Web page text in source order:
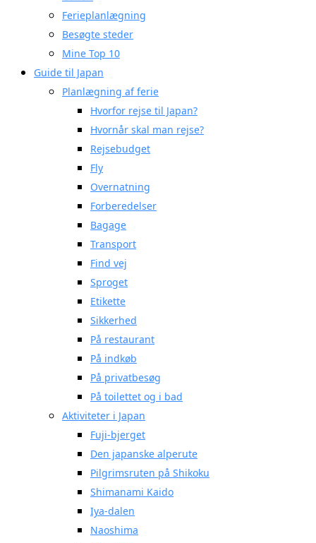
Ferieplanlægning
Besøgte steder
Mine Top 10
Guide til Japan
Planlægning af ferie
Hvorfor rejse til Japan?
Hvornår skal man rejse?
Rejsebudget
Fly
Overnatning
Forberedelser
Bagage
Transport
Find vej
Sproget
Etikette
Sikkerhed
På restaurant
På indkøb
På privatbesøg
På toilettet og i bad
Aktiviteter i Japan
Fuji-bjerget
Den japanske alperute
Pilgrimsruten på Shikoku
Shimanami Kaido
Iya-dalen
Naoshima